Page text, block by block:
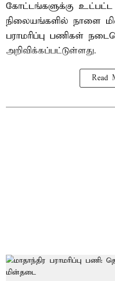
கோட்டங்களுக்கு
நிலையங்களில் நாளை
பராமரிப்பு பணிகள்
அறிவிக்கப்பட்டுள்ளது.
Read